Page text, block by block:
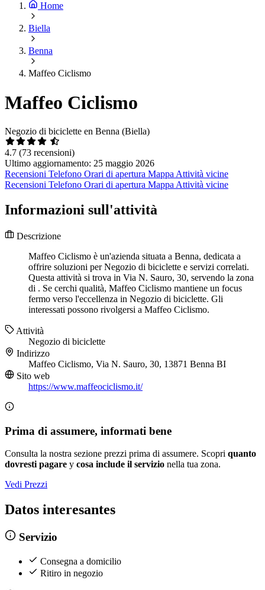
Home
Biella
Benna
Maffeo Ciclismo
Maffeo Ciclismo
Negozio di biciclette en Benna (Biella)
4.7 (73 recensioni)
Ultimo aggiornamento: 25 maggio 2026
Recensioni Telefono Orari di apertura Mappa Attività vicine
Recensioni Telefono Orari di apertura Mappa Attività vicine
Informazioni sull'attività
Descrizione
Maffeo Ciclismo è un'azienda situata a Benna, dedicata a
offrire soluzioni per Negozio di biciclette e servizi correlati.
Questa attività si trova in Via N. Sauro, 30, servendo la zona
di . Se cerchi qualità, Maffeo Ciclismo mantiene un focus
fermo verso l'eccellenza in Negozio di biciclette. Gli
interessati possono rivolgersi a Maffeo Ciclismo.
Attività
Negozio di biciclette
Indirizzo
Maffeo Ciclismo, Via N. Sauro, 30, 13871 Benna BI
Sito web
https://www.maffeociclismo.it/
Prima di assumere, informati bene
Consulta la nostra sezione prezzi prima di assumere. Scopri quanto
dovresti pagare y cosa include il servizio nella tua zona.
Vedi Prezzi
Datos interesantes
Servizio
Consegna a domicilio
Ritiro in negozio